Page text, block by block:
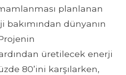
planlanan
bakımından dünyanın
üretilecek enerji
80’ini karşılarken,